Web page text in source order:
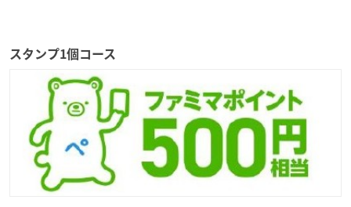
スタンプ1個コース